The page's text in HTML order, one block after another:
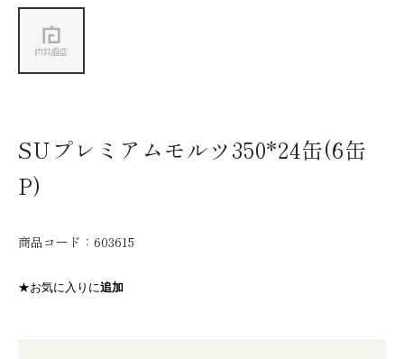
SUプレミアムモルツ350*24缶(6缶
P)
商品コード： 603615
★お気に入りに追加